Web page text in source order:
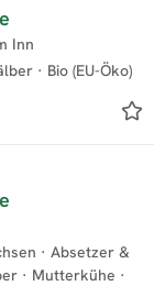
· Bio (EU-Öko)
Inn
· Absetzer &
· Mutterkühe ·